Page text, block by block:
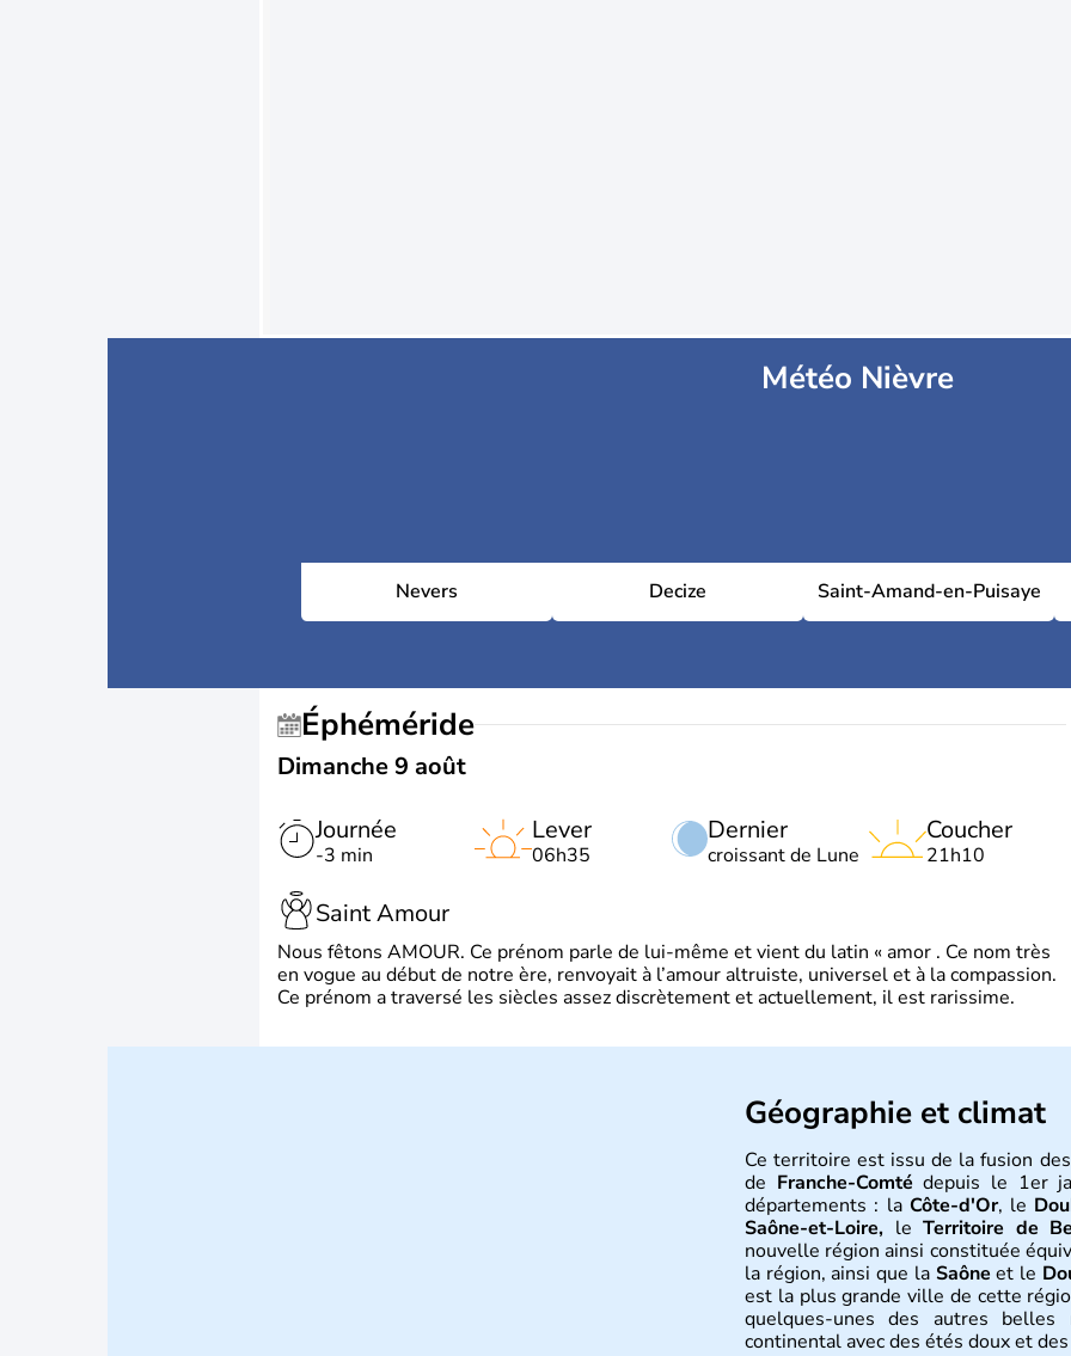
Météo Nièvre
Nevers Decize Saint-Amand-en-Puisaye
Éphéméride
Dimanche 9 août
Journée
-3 min
Dernier
croissant de Lune
Lever
06h35
Coucher
21h10
Saint Amour
Nous fêtons AMOUR. Ce prénom parle de lui-même et vient du latin « amor . Ce nom très
en vogue au début de notre ère, renvoyait à l’amour altruiste, universel et à la compassion.
Ce prénom a traversé les siècles assez discrètement et actuellement, il est rarissime.
Géographie et climat
Ce territoire est issu de la fusion
de Franche-Comté depuis le 1er
départements : laCôte-d'Or, le
Saône-et-Loire, leTerritoire de
nouvelle région ainsi constituée
la région, ainsi que la Saôneet le
est la plus grande ville de cette
quelques-unes des autres
continental avec des étés doux et